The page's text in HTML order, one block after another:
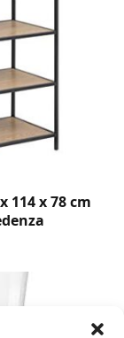
114 x 78 cm